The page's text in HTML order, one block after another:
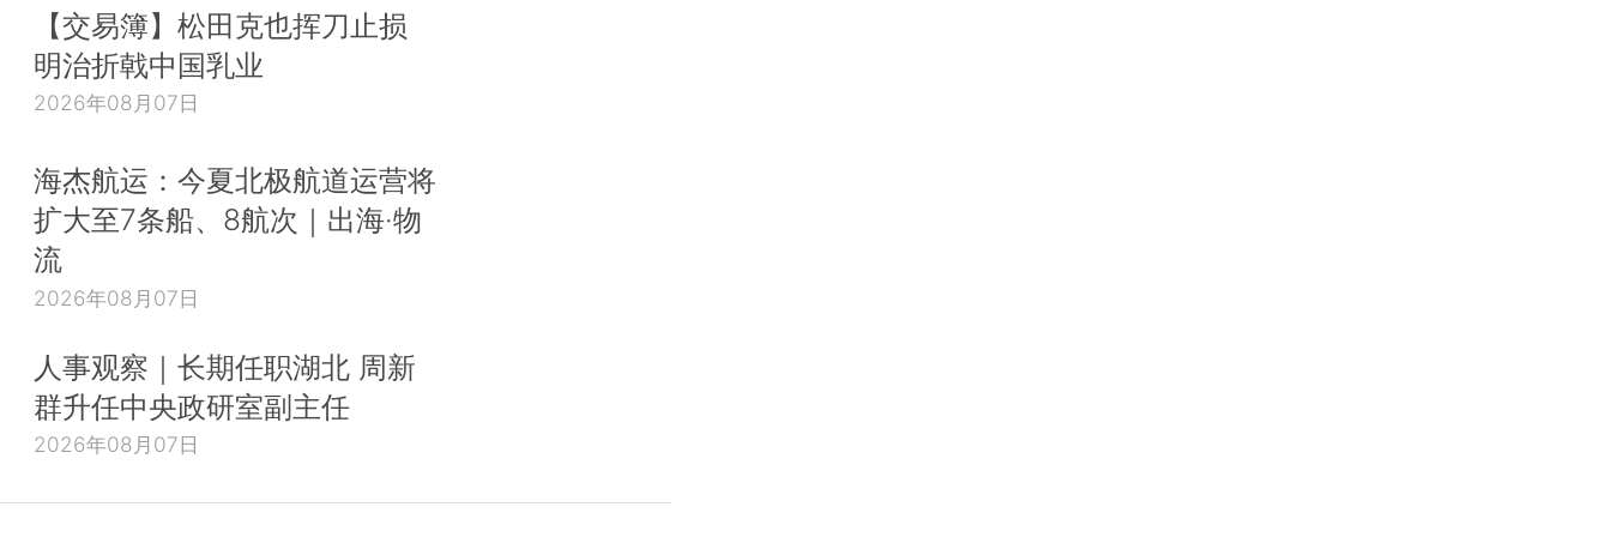
【交易簿】松田克也挥刀止损
明治折戟中国乳业
2026年08月07日
海杰航运：今夏北极航道运营将
扩大至7条船、8航次｜出海·物
流
2026年08月07日
人事观察｜长期任职湖北 周新
群升任中央政研室副主任
2026年08月07日